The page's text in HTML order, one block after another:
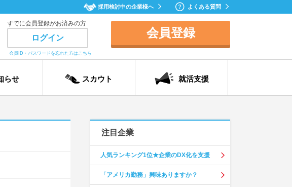
採用検討中の企業様へ よくある質問
すでに会員登録がお済みの方
ログイン
会員ID・パスワードを忘れた方はこちら
会員登録
らせ スカウト 就活支援
注目企業
人気ランキング1位★企業のDX化を支援
「アメリカ勤務」興味ありますか？